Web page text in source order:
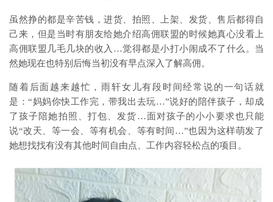
虽然挣的都是辛苦钱，进货、拍照、上架、发货、售后都得自
己来，但是当时有朋友给她介绍高佣联盟的时候她真心没看上
高佣联盟几毛几块的收入…觉得都是小打小闹成不了什么。当
然她现在也特别后悔当初没有早点深入了解高佣。
随着后面越来越忙，雨轩女儿有段时间经常说的一句话就
是：“妈妈你快工作完，带我出去玩…”说好的陪伴孩子，却成
了孩子陪她拍照、打包、发货…面对孩子的小小要求也只能
说“改天、等一会、等有机会、等有时间…”也因为这样萌发了
她想找找有没有其他时间自由点、工作内容轻松点的项目。